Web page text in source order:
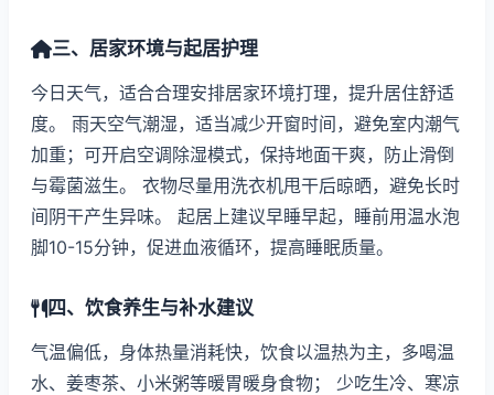
三、居家环境与起居护理
今日天气，适合合理安排居家环境打理，提升居住舒适
度。 雨天空气潮湿，适当减少开窗时间，避免室内潮气
加重；可开启空调除湿模式，保持地面干爽，防止滑倒
与霉菌滋生。 衣物尽量用洗衣机甩干后晾晒，避免长时
间阴干产生异味。 起居上建议早睡早起，睡前用温水泡
脚10-15分钟，促进血液循环，提高睡眠质量。
四、饮食养生与补水建议
气温偏低，身体热量消耗快，饮食以温热为主，多喝温
水、姜枣茶、小米粥等暖胃暖身食物； 少吃生冷、寒凉